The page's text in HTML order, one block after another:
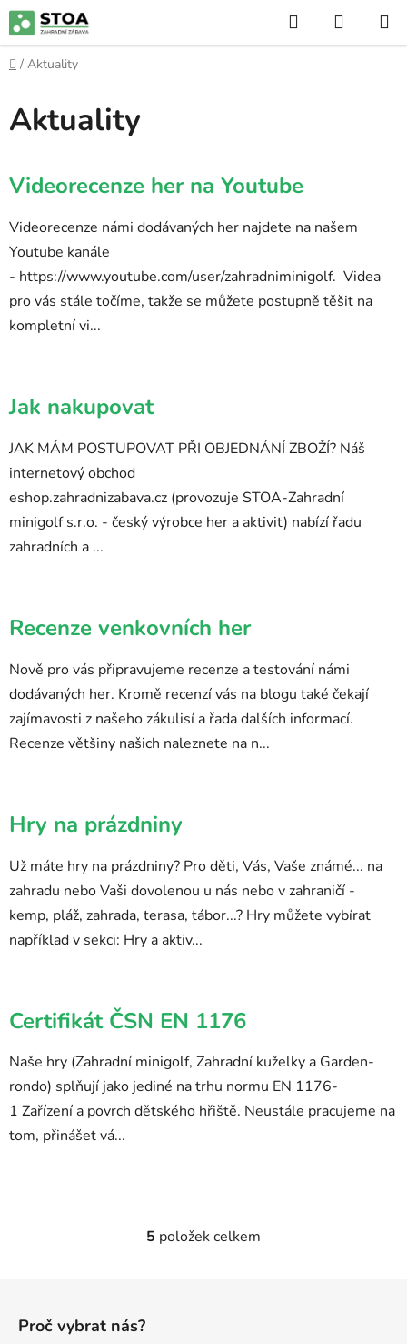
Přejít
na
obsah
Hledat
KOŠÍK
Domů
/ Aktuality
Aktuality
ý
p
i
s
č
l
á
ů
Videorecenze her na Youtube
Videorecenze námi dodávaných her najdete na našem
Youtube kanále
- https://www.youtube.com/user/zahradniminigolf. Videa
pro vás stále točíme, takže se můžete postupně těšit na
kompletní vi...
Jak nakupovat
JAK MÁM POSTUPOVAT PŘI OBJEDNÁNÍ ZBOŽÍ? Náš
internetový obchod
eshop.zahradnizabava.cz (provozuje STOA-Zahradní
minigolf s.r.o. - český výrobce her a aktivit) nabízí řadu
zahradních a ...
Recenze venkovních her
Nově pro vás připravujeme recenze a testování námi
dodávaných her. Kromě recenzí vás na blogu také čekají
zajímavosti z našeho zákulisí a řada dalších informací.
Recenze většiny našich naleznete na n...
Hry na prázdniny
Už máte hry na prázdniny? Pro děti, Vás, Vaše známé... na
zahradu nebo Vaši dovolenou u nás nebo v zahraničí -
kemp, pláž, zahrada, terasa, tábor...? Hry můžete vybírat
například v sekci: Hry a aktiv...
Certifikát ČSN EN 1176
Naše hry (Zahradní minigolf, Zahradní kuželky a Garden-
rondo) splňují jako jediné na trhu normu EN 1176-
1 Zařízení a povrch dětského hřiště. Neustále pracujeme na
tom, přinášet vá...
O
5 položek celkem
Proč vybrat nás?